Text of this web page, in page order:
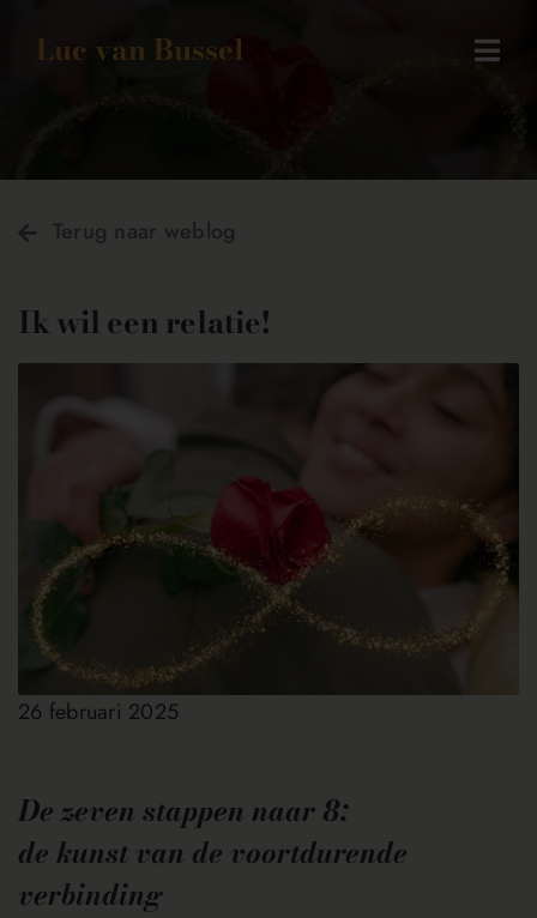
Luc van Bussel
Keynotes
Boeken
Contact
Meer over Luc
Terug naar weblog
Ik wil een relatie!
26 februari 2025
De zeven stappen naar 8:
de kunst van de voortdurende
verbinding